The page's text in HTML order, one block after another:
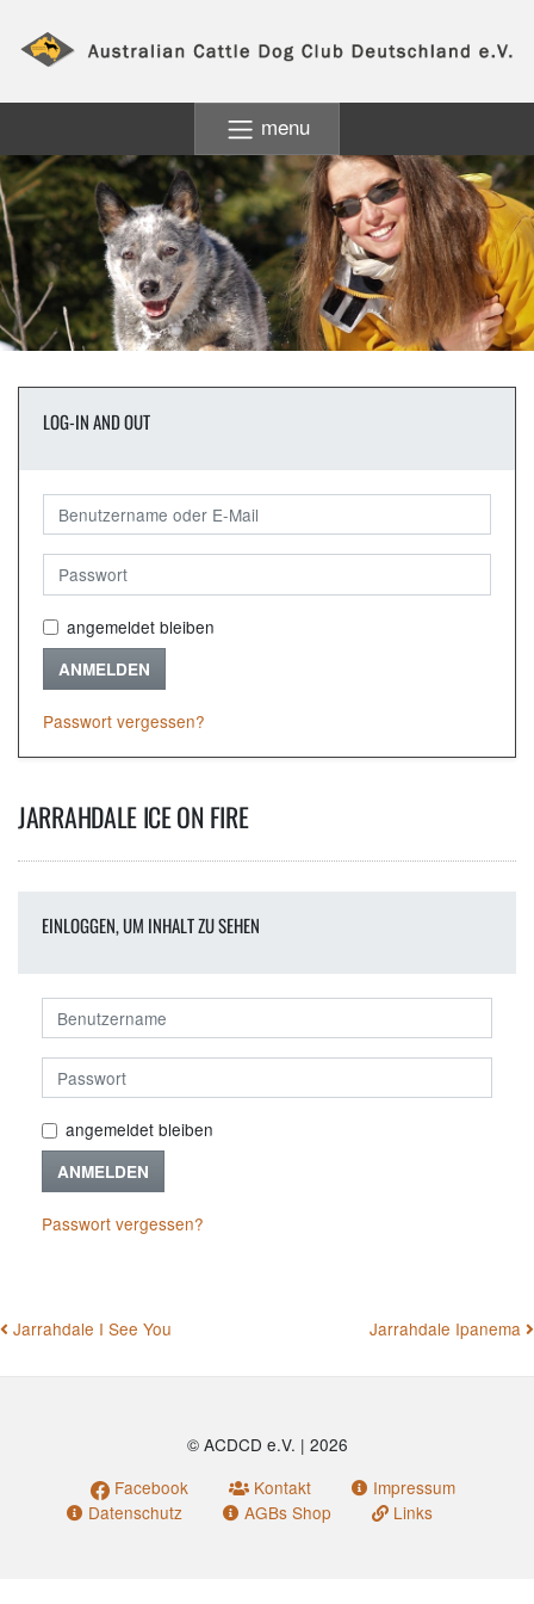
menu
LOG-IN AND OUT
angemeldet bleiben
ANMELDEN
Passwort vergessen?
JARRAHDALE ICE ON FIRE
EINLOGGEN, UM INHALT ZU SEHEN
angemeldet bleiben
ANMELDEN
Passwort vergessen?
BEITRAGSNAVIGATION
Jarrahdale I See You Jarrahdale Ipanema
© ACDCD e.V. | 2026
Facebook
Kontakt
Impressum
Datenschutz
AGBs Shop Links